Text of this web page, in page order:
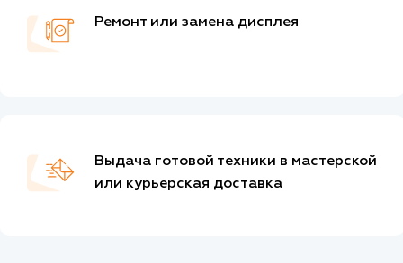
Ремонт или замена дисплея
Выдача готовой техники в мастерской
или курьерская доставка